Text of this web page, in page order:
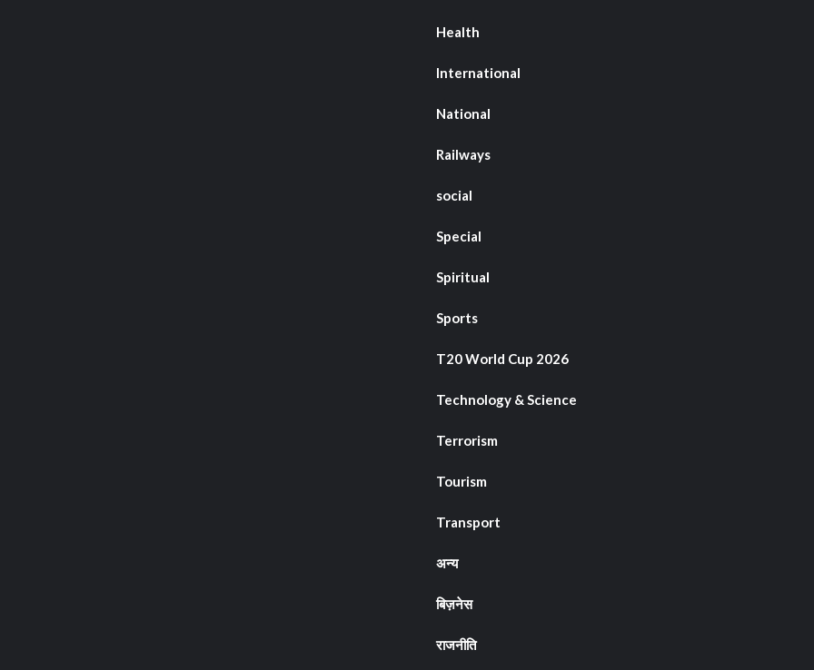
Health
International
National
Railways
social
Special
Spiritual
Sports
T20 World Cup 2026
Technology & Science
Terrorism
Tourism
Transport
अन्य
बिज़नेस
राजनीति